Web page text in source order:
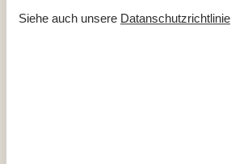
Drinnen
Energiesparendes Heizsystem
Siehe auch unsere Datanschutzrichtlinie